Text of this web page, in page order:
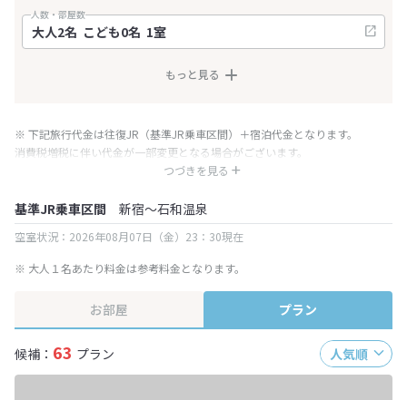
人数・部屋数
もっと見る
つづきを見る
※ 下記旅行代金は往復JR（基準JR乗車区間）＋宿泊代金となります。
消費税増税に伴い代金が一部変更となる場合がございます。
※ 表示されている旅行代金・プラン内容は一定時間ごとに更新されます。最
基準JR乗車区間 新宿～石和温泉
空室状況：2026年08月07日（金）23：30現在
※ 大人１名あたり料金は参考料金となります。
お部屋 プラン
候補： 63 プラン 人気順